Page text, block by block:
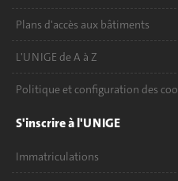
Plans d'accès aux bâtiments
L'UNIGE de A à Z
Politique et configuration des
S'inscrire à l'UNIGE
Immatriculations